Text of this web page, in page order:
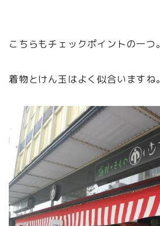
こちらもチェックポイントの一つ。
着物とけん玉はよく似合いますね。